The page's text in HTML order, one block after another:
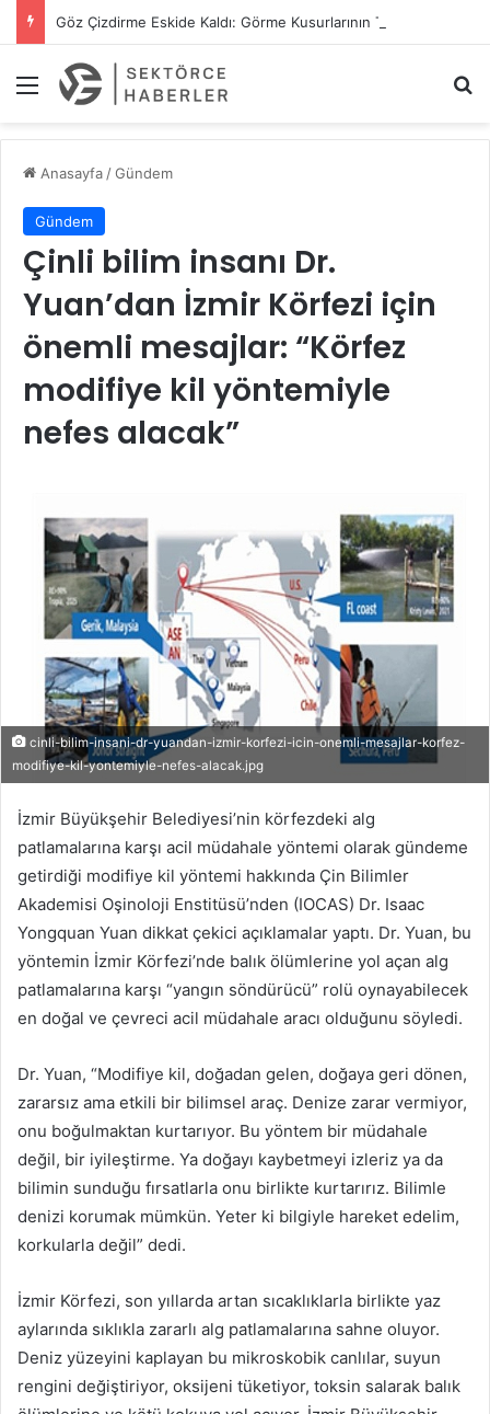
Menü
Anasayfa/Gündem
Gündem
Çinli bilim insanı Dr.
Yuan’dan İzmir Körfezi için
önemli mesajlar: “Körfez
modifiye kil yöntemiyle
nefes alacak”
cinli-bilim-insani-dr-yuandan-izmir-korfezi-icin-onemli-mesajlar-korfez-
modifiye-kil-yontemiyle-nefes-alacak.jpg
İzmir Büyükşehir Belediyesi’nin körfezdeki alg
patlamalarına karşı acil müdahale yöntemi olarak gündeme
getirdiği modifiye kil yöntemi hakkında Çin Bilimler
Akademisi Oşinoloji Enstitüsü’nden (IOCAS) Dr. Isaac
Yongquan Yuan dikkat çekici açıklamalar yaptı. Dr. Yuan, bu
yöntemin İzmir Körfezi’nde balık ölümlerine yol açan alg
patlamalarına karşı “yangın söndürücü” rolü oynayabilecek
en doğal ve çevreci acil müdahale aracı olduğunu söyledi.
Dr. Yuan, “Modifiye kil, doğadan gelen, doğaya geri dönen,
zararsız ama etkili bir bilimsel araç. Denize zarar vermiyor,
onu boğulmaktan kurtarıyor. Bu yöntem bir müdahale
değil, bir iyileştirme. Ya doğayı kaybetmeyi izleriz ya da
bilimin sunduğu fırsatlarla onu birlikte kurtarırız. Bilimle
denizi korumak mümkün. Yeter ki bilgiyle hareket edelim,
korkularla değil” dedi.
İzmir Körfezi, son yıllarda artan sıcaklıklarla birlikte yaz
aylarında sıklıkla zararlı alg patlamalarına sahne oluyor.
Deniz yüzeyini kaplayan bu mikroskobik canlılar, suyun
rengini değiştiriyor, oksijeni tüketiyor, toksin salarak balık